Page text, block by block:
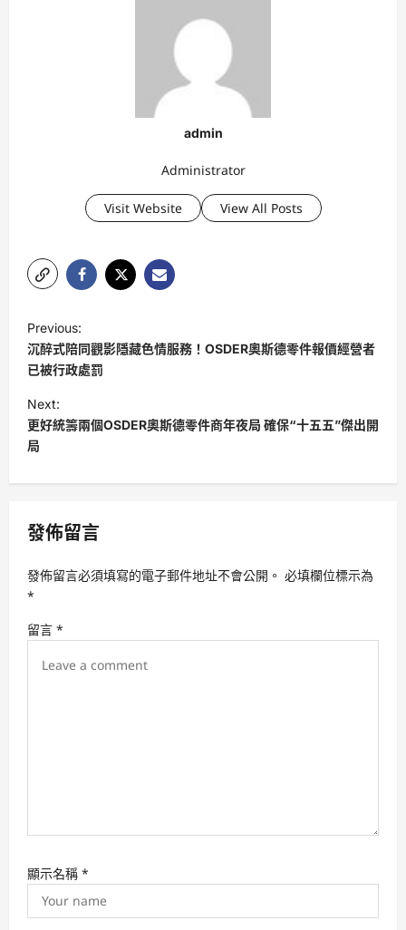
admin
Administrator
Visit Website View All Posts
o
s
t
n
a
v
g
a
t
i
Previous:
沉醉式陪同觀影隱藏色情服務！OSDER奧斯德零件報價經營者
已被行政處罰
Next:
更好統籌兩個OSDER奧斯德零件商年夜局 確保“十五五”傑出開
局
發佈留言
發佈留言必須填寫的電子郵件地址不會公開。 必填欄位標示為
*
留言 *
顯示名稱 *